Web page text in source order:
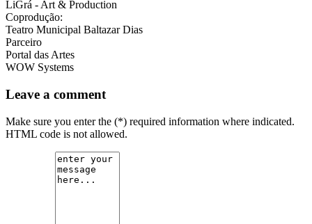
LiGrá - Art & Production
Coprodução:
Teatro Municipal Baltazar Dias
Parceiro
Portal das Artes
WOW Systems
Leave a comment
Make sure you enter the (*) required information where indicated.
HTML code is not allowed.